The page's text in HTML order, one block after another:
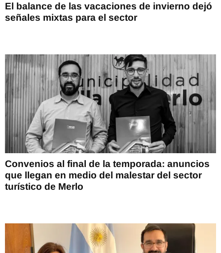
El balance de las vacaciones de invierno dejó
señales mixtas para el sector
Convenios al final de la temporada: anuncios
que llegan en medio del malestar del sector
turístico de Merlo